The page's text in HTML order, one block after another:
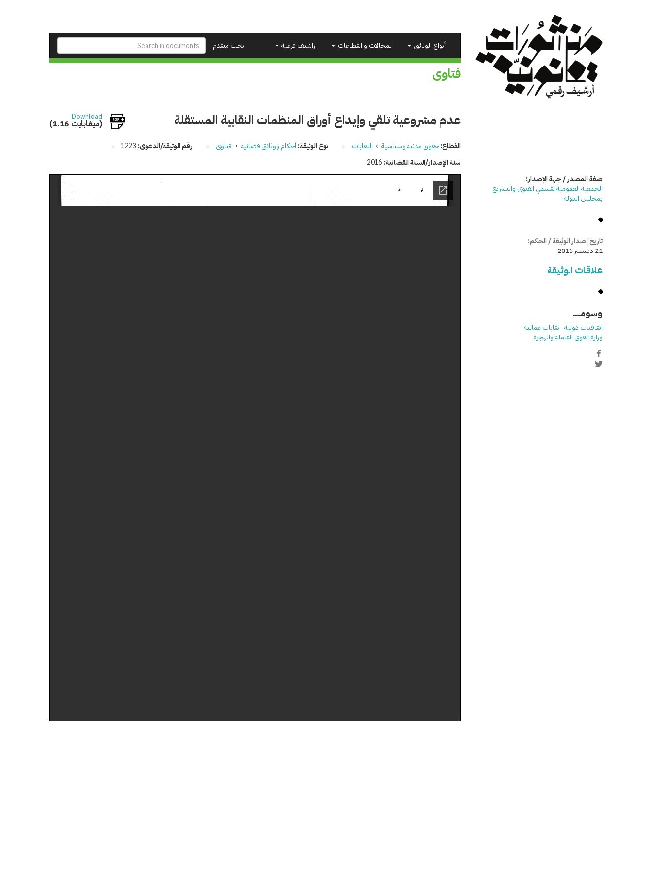
بحث متقدم
أنواع الوثائق المجالات و القطاعات اراشيف فرعية
فتاوى
عدم مشروعية تلقي وإيداع أوراق المنظمات النقابية المستقلة Download
(1.16 ميغابايت)
القطاع:حقوق مدنية وسياسية › النقابات نوع الوثيقة:أحكام ووثائق قضائية › فتاوى رقم الوثيقة/الدعوى: 1223
سنة الإصدار/السنة القضائية: 2016
صفة المصدر / جهة الإصدار:
الجمعية العمومية لقسمي الفتوى والتشريع
بمجلس الدولة
تاريخ إصدار الوثيقة / الحكم:
21 ديسمبر 2016
علاقات الوثيقة
وسومـــــ
اتفاقيات دولية نقابات عمالية
وزارة القوى العاملة والهجرة